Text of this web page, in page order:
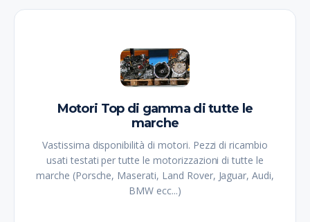
Motori Top di gamma di tutte le
marche
Vastissima disponibilità di motori. Pezzi di ricambio
usati testati per tutte le motorizzazioni di tutte le
marche (Porsche, Maserati, Land Rover, Jaguar, Audi,
BMW ecc...)